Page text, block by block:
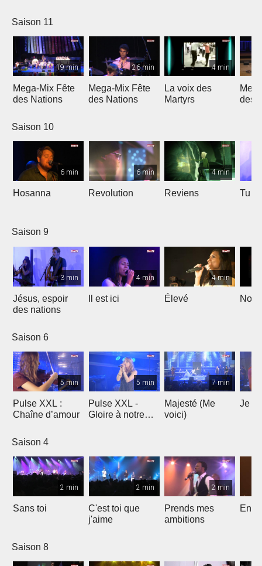
Saison 11
19 min
Mega-Mix Fête
des Nations
26 min
Mega-Mix Fête
des Nations
4 min
La voix des
Martyrs
des
Saison 10
6 min
Hosanna
6 min
Revolution
4 min
Reviens Tu
Saison 9
3 min
Jésus, espoir
des nations
4 min
Il est ici
4 min
Élevé
Saison 6
5 min
Pulse XXL :
Chaîne d’amour
5 min
Pulse XXL -
Gloire à notre
7 min
Majesté (Me
voici)
Je te
Saison 4
2 min
Sans toi
2 min
C'est toi que
j'aime
2 min
Prends mes
ambitions
Saison 8